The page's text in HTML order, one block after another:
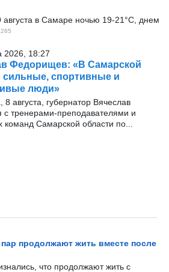
августа в Самаре ночью 19-21°С, днем
265
2026, 18:27
Федорищев: «В Самарской
сильные, спортивные и
люди»
8 августа, губернатор Вячеслав
с тренерами-преподавателями и
Самарской области по...
пар продолжают жить вместе после
что продолжают жить с